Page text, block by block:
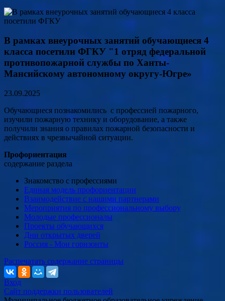
В рамках внеурочных занятий обучающиеся 4
класса посетили ФГКУ "1 отряд федеральной
противопожарной службы по Ханты-
Мансийскому автономному округу-Югре»
23.09.2025
Обучающиеся познакомились с профессией пожарного,
изучили пожарную технику и оборудование, а также
получили знания о правилах пожарной безопасности и
действиях в чрезвычайной ситуации.
Профориентация
содержание раздела
Знакомство с профессиями
Единая модель профориентации
Взаимодействие с нашими партнерами
Мероприятия по профессиональному выбору
Молодые профессионалы
Проекты обучающихся
Дни открытых дверей
Россия - Мои горизонты
Распечатать содержание страницы
Вход
Сайт поддержки пользователей